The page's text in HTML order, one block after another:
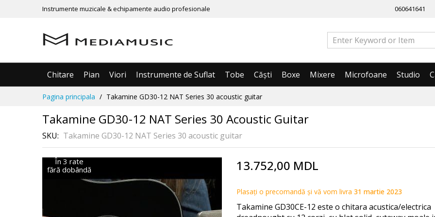
Instrumente muzicale & echipamente audio profesionale 060641641
Chitare Pian Viori Instrumente de Suflat Tobe Căști Boxe Mixere Microfoane Studio
Pagina principala Takamine GD30-12 NAT Series 30 acoustic guitar
Takamine GD30-12 NAT Series 30 Acoustic Guitar
SKU Takamine GD30-12 NAT Series 30 acoustic guitar
Skip
to
În 3 rate
fără dobândă
13.752,00 MDL
Plasați o precomandă și vă vom livra 31 martie 2023
Takamine GD30CE-12 este o chitara acustica/electrica